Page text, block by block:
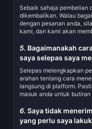
Sebaik sahaja pembelian
dikembalikan. Walau
dengan pesanan anda,
kami, dan kami akan
5. Bagaimanakah
saya selepas saya
Selepas melengkapkan
arahan tentang cara
langsung di platform.
masuk anda untuk
6. Saya tidak
yang perlu saya